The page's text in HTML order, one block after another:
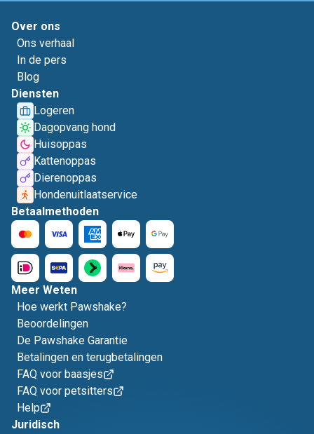
Over ons
Ons verhaal
In de pers
Blog
Diensten
Logeren
Dagopvang hond
Huisoppas
Kattenoppas
Dierenoppas
Hondenuitlaatservice
Betaalmethoden
Meer Weten
Hoe werkt Pawshake?
Beoordelingen
De Pawshake Garantie
Betalingen en terugbetalingen
FAQ voor baasjes
FAQ voor petsitters
Help
Juridisch